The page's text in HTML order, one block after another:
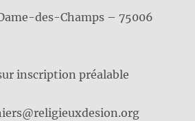
des-Champs – 75006
inscription préalable